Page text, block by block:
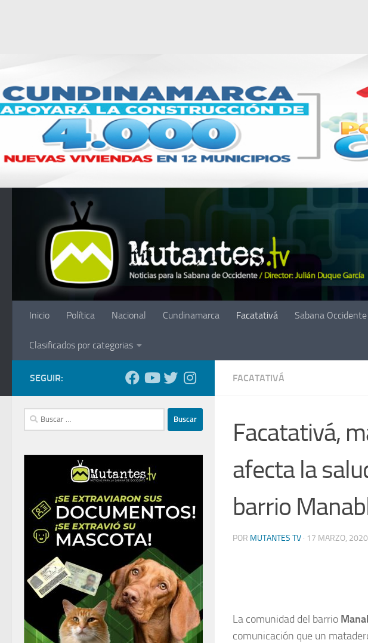
Inicio Política Nacional Cundinamarca Facatativá Sabana Occidente
Clasificados por categorias
FACATATIVÁ
Facatativá,
afecta la
barrio
POR MUTANTES TV · 17 MARZO, 2020
La comunidad del barrio
comunicación que un
SEGUIR:
Buscar: